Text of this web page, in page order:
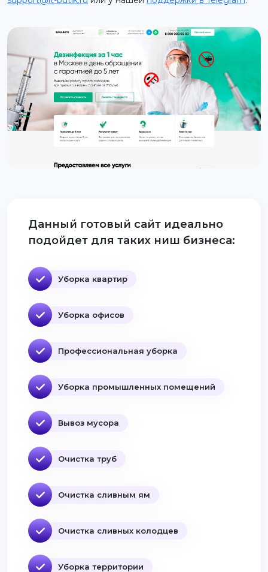
Данный готовый сайт идеально
подойдет для таких ниш бизнеса:
Уборка квартир
Уборка офисов
Профессиональная уборка
Уборка промышленных помещений
Вывоз мусора
Очистка труб
Очистка сливным ям
Очистка сливных колодцев
Уборка территории